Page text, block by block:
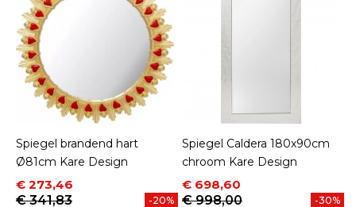
Spiegel brandend hart
Ø81cm Kare Design
Prijs
€ 273,46
Normale prijs
€ 341,83
-20%
Spiegel Caldera 180x90cm
chroom Kare Design
Prijs
€ 698,60
Normale prijs
€ 998,00
-30%